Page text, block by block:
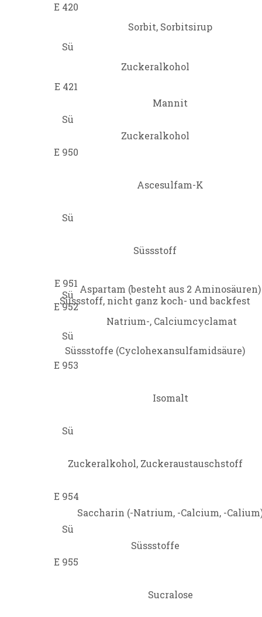
E 420
Sorbit, Sorbitsirup
Sü
Zuckeralkohol
E 421
Mannit
Sü
Zuckeralkohol
E 950
Ascesulfam-K
Sü
Süssstoff
E 951 Aspartam (besteht aus 2 Aminosäuren)
Sü
Süssstoff, nicht ganz koch- und backfest
E 952
Natrium-, Calciumcyclamat
Sü
Süssstoffe (Cyclohexansulfamidsäure)
E 953
Isomalt
Sü
Zuckeralkohol, Zuckeraustauschstoff
E 954
Saccharin (-Natrium, -Calcium, -
Sü
Süssstoffe
E 955
Sucralose